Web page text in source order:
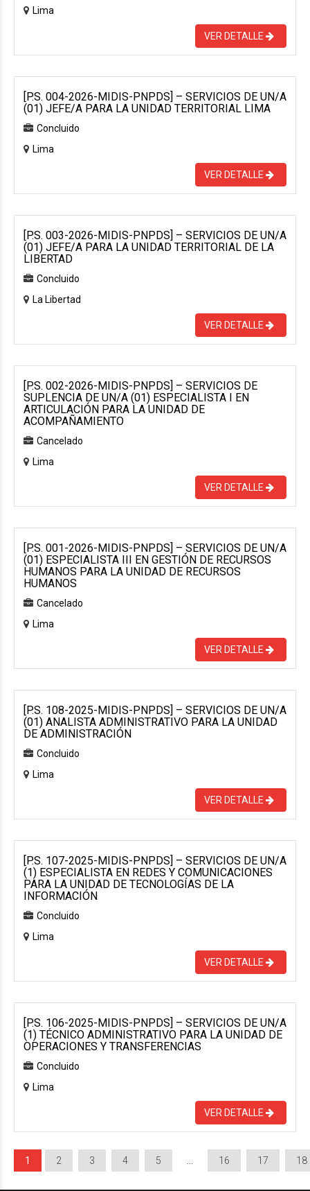
Lima
VER DETALLE
[P.S. 004-2026-MIDIS-PNPDS] – SERVICIOS DE UN/A
(01) JEFE/A PARA LA UNIDAD TERRITORIAL LIMA
Concluido
Lima
VER DETALLE
[P.S. 003-2026-MIDIS-PNPDS] – SERVICIOS DE UN/A
(01) JEFE/A PARA LA UNIDAD TERRITORIAL DE LA
LIBERTAD
Concluido
La Libertad
VER DETALLE
[P.S. 002-2026-MIDIS-PNPDS] – SERVICIOS DE
SUPLENCIA DE UN/A (01) ESPECIALISTA I EN
ARTICULACIÓN PARA LA UNIDAD DE
ACOMPAÑAMIENTO
Cancelado
Lima
VER DETALLE
[P.S. 001-2026-MIDIS-PNPDS] – SERVICIOS DE UN/A
(01) ESPECIALISTA III EN GESTIÓN DE RECURSOS
HUMANOS PARA LA UNIDAD DE RECURSOS
HUMANOS
Cancelado
Lima
VER DETALLE
[P.S. 108-2025-MIDIS-PNPDS] – SERVICIOS DE UN/A
(01) ANALISTA ADMINISTRATIVO PARA LA UNIDAD
DE ADMINISTRACIÓN
Concluido
Lima
VER DETALLE
[P.S. 107-2025-MIDIS-PNPDS] – SERVICIOS DE UN/A
(1) ESPECIALISTA EN REDES Y COMUNICACIONES
PARA LA UNIDAD DE TECNOLOGÍAS DE LA
INFORMACIÓN
Concluido
Lima
VER DETALLE
[P.S. 106-2025-MIDIS-PNPDS] – SERVICIOS DE UN/A
(1) TÉCNICO ADMINISTRATIVO PARA LA UNIDAD DE
OPERACIONES Y TRANSFERENCIAS
Concluido
Lima
VER DETALLE
1 2 3 4 5 16 17 18